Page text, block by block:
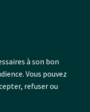
à son bon
Vous pouvez
refuser ou